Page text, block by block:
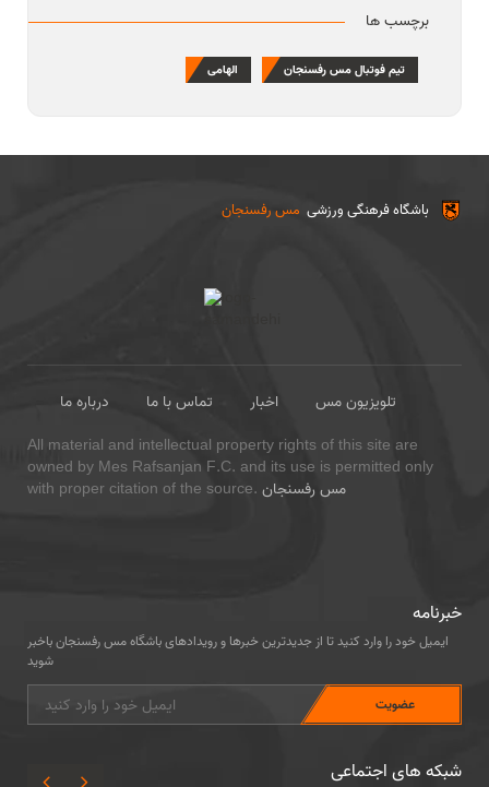
برچسب ها
تیم فوتبال مس رفسنجان الهامی
مس رفسنجان باشگاه فرهنگی ورزشی
درباره ما تماس با ما اخبار
تلویزیون مس
All material and intellectual property rights of this site are
owned by Mes Rafsanjan F.C. and its use is permitted only
with proper citation of the source. مس رفسنجان
خبرنامه
ایمیل خود را وارد کنید تا از جدیدترین خبرها و رویدادهای باشگاه مس رفسنجان باخبر
شوید
شبکه های اجتماعی